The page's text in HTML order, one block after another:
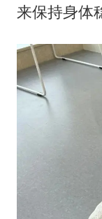
来保持身